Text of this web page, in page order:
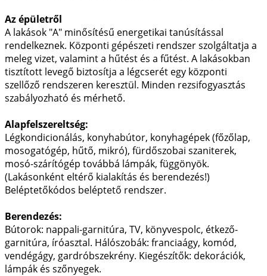
Az épületről
A lakások "A" minősítésű energetikai tanúsítással
rendelkeznek. Központi gépészeti rendszer szolgáltatja a
meleg vizet, valamint a hűtést és a fűtést. A lakásokban
tisztított levegő biztosítja a légcserét egy központi
szellőző rendszeren keresztül. Minden rezsifogyasztás
szabályozható és mérhető.
Alapfelszereltség:
Légkondicionálás, konyhabútor, konyhagépek (főzőlap,
mosogatógép, hűtő, mikró), fürdőszobai szaniterek,
mosó-szárítógép továbbá lámpák, függönyök.
(Lakásonként eltérő kialakítás és berendezés!)
Beléptetőkódos beléptető rendszer.
Berendezés:
Bútorok: nappali-garnitúra, TV, könyvespolc, étkező-
garnitúra, íróasztal. Hálószobák: franciaágy, komód,
vendégágy, gardróbszekrény. Kiegészítők: dekorációk,
lámpák és szőnyegek.